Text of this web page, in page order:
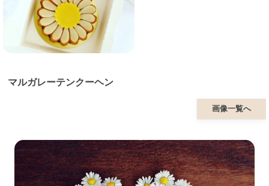
マルガレーテンクーヘン
画像一覧へ